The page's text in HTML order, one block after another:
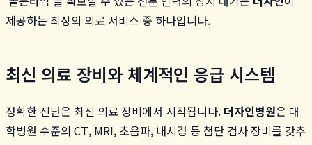
제공하는 최상의 의료 서비스 중 하나입니다.
최신 의료 장비와 체계적인 응급 시스템
정확한 진단은 최신 의료 장비에서 시작됩니다. 더자인병원은 대
학병원 수준의 CT, MRI, 초음파, 내시경 등 첨단 검사 장비를 갖추